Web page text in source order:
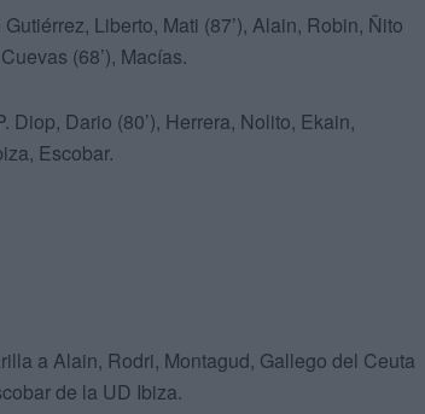
Liberto, Mati (87’), Alain, Robin, Ñito
(68’), Macías.
Diop, Dario (80’), Herrera, Nolito, Ekain,
Escobar.
a Alain, Rodri, Montagud, Gallego del Ceuta
de la UD Ibiza.